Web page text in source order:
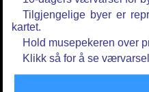
Tilgjengelige byer er
kartet.
Hold musepekeren over
Klikk så for å se